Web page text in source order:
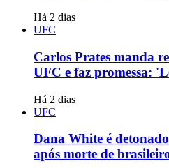
Há 2 dias
UFC
Carlos Prates manda
UFC e faz promessa:
Há 2 dias
UFC
Dana White é
após morte de